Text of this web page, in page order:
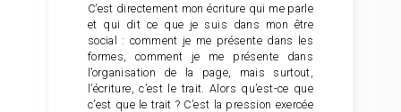
C’est directement mon écriture qui me parle
et qui dit ce que je suis dans mon être
social : comment je me présente dans les
formes, comment je me présente dans
l’organisation de la page, mais surtout,
l’écriture, c’est le trait. Alors qu’est-ce que
c’est que le trait ? C’est la pression exercée